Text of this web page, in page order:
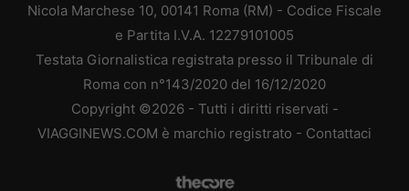
Nicola Marchese 10, 00141 Roma (RM) - Codice Fiscale
e Partita I.V.A. 12279101005
Testata Giornalistica registrata presso il Tribunale di
Roma con n°143/2020 del 16/12/2020
Copyright ©2026 - Tutti i diritti riservati -
VIAGGINEWS.COM è marchio registrato - Contattaci